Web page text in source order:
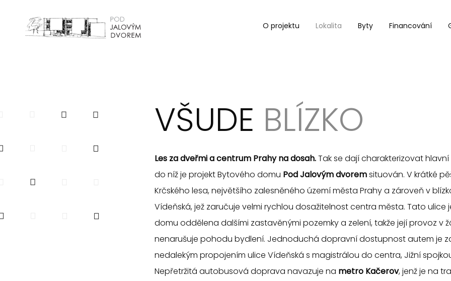
POD JALOVÝM DVOREM O projektu Lokalita Byty Financování
VŠUDE BLÍZKO
Les za dveřmi a centrum Prahy na dosah.Tak se dají charakterizovat
do níž je projekt Bytového domu Pod Jalovým dvoremsituován. V krátké
Krčského lesa, největšího zalesněného území města Prahy a zároveň v
Vídeňská, jež zaručuje velmi rychlou dosažitelnost centra města. Tato
domu oddělena dalšími zastavěnými pozemky a zelení, takže její provoz v
nenarušuje pohodu bydlení. Jednoduchá dopravní dostupnost autem je
nedalekým propojením ulice Vídeňská s magistrálou do centra, Jižní
Nepřetržitá autobusová doprava navazuje na metro Kačerov, jenž je na